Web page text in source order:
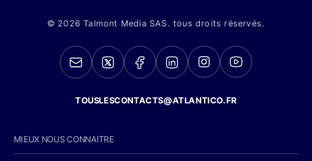
© 2026 Talmont Media SAS. tous droits réservés.
TOUSLESCONTACTS@ATLANTICO.FR
MIEUX NOUS CONNAITRE